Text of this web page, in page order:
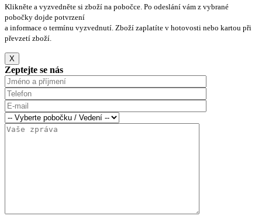
Klikněte a vyzvedněte si zboží na pobočce. Po odeslání vám z vybrané
pobočky dojde potvrzení
a informace o termínu vyzvednutí. Zboží zaplatíte v hotovosti nebo kartou při
převzetí zboží.
X
Zeptejte se nás